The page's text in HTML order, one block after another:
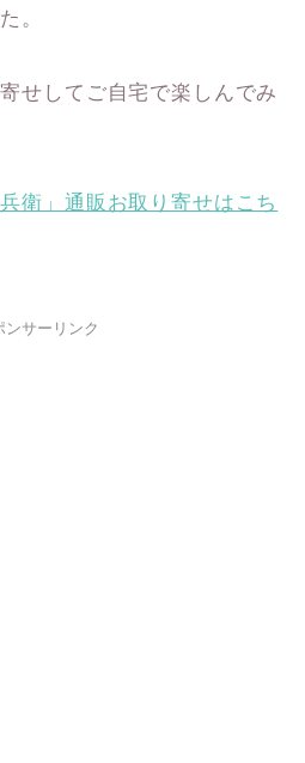
。
せしてご自宅で楽しんでみ
衛」通販お取り寄せはこち
ンサーリンク